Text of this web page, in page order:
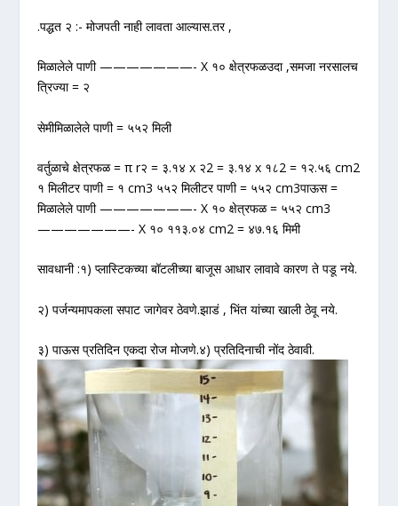
.पद्धत २ :- मोजपती नाही लावता आल्यास.तर ,
मिळालेले पाणी ———————- X १० क्षेत्रफळउदा ,समजा नरसालच
त्रिज्या = २
सेमीमिळालेले पाणी = ५५२ मिली
वर्तुळाचे क्षेत्रफळ = π r२ = ३.१४ x २2 = ३.१४ x १८2 = १२.५६ cm2
१ मिलीटर पाणी = १ cm3 ५५२ मिलीटर पाणी = ५५२ cm3पाऊस =
मिळालेले पाणी ———————- X १० क्षेत्रफळ = ५५२ cm3
———————- X १० ११३.०४ cm2 = ४७.१६ मिमी
सावधानी :१) प्लास्टिकच्या बॉटलीच्या बाजूस आधार लावावे कारण ते पडू नये.
२) पर्जन्यमापकला सपाट जागेवर ठेवणे.झाडं , भिंत यांच्या खाली ठेवू नये.
३) पाऊस प्रतिदिन एकदा रोज मोजणे.४) प्रतिदिनाची नोंद ठेवावी.